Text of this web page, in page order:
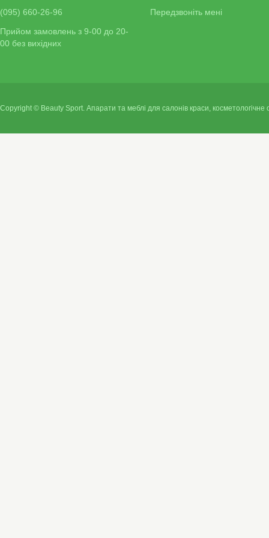
(095) 660-26-96
Прийом замовлень з 9-00 до 20-
00 без вихідних
Передзвоніть мені
Copyright © Beauty Sport. Апарати та меблі для салонів краси,